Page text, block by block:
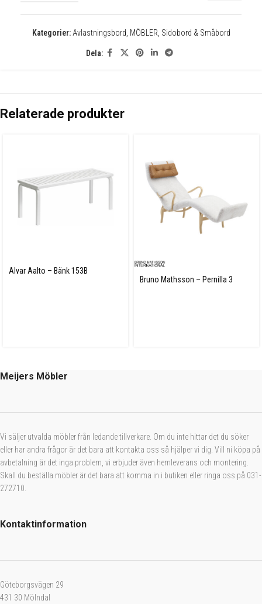
Kategorier: Avlastningsbord, MÖBLER, Sidobord & Småbord
Dela:
Relaterade produkter
Alvar Aalto – Bänk 153B
Bruno Mathsson – Pernilla 3
Meijers Möbler
Vi säljer utvalda möbler från ledande tillverkare. Om du inte hittar det du söker
eller har andra frågor är det bara att kontakta oss så hjälper vi dig. Vill ni köpa på
avbetalning är det inga problem, vi erbjuder även hemleverans och montering.
Skall du beställa möbler är det bara att komma in i butiken eller ringa oss på 031-
272710.
Kontaktinformation
Göteborgsvägen 29
431 30 Mölndal